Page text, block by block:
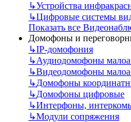
↳Устройства
↳Цифровые системы
Показать все
Домофоны и
↳IP-домофония
↳Аудиодомофоны
↳Видеодомофоны
↳Домофоны
↳Домофоны цифровые
↳Интерфоны,
↳Модули сопряжения